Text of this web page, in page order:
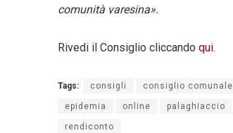
comunità varesina».
Rivedi il Consiglio cliccando qui.
Tags: consigli consiglio comunale
epidemia online palaghiaccio
rendiconto